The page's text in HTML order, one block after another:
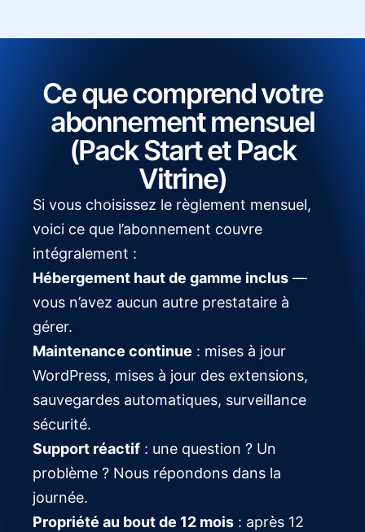
Ce que comprend votre
abonnement mensuel
(Pack Start et Pack
Vitrine)
Si vous choisissez le règlement mensuel,
voici ce que l’abonnement couvre
intégralement :
Hébergement haut de gamme inclus —
vous n’avez aucun autre prestataire à
gérer.
Maintenance continue : mises à jour
WordPress, mises à jour des extensions,
sauvegardes automatiques, surveillance
sécurité.
Support réactif : une question ? Un
problème ? Nous répondons dans la
journée.
Propriété au bout de 12 mois : après 12